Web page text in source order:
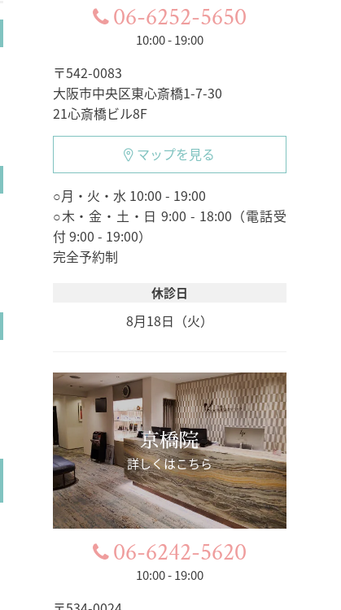
06-6252-5650
10:00 - 19:00
〒542-0083
大阪市中央区東心斎橋1-7-30
21心斎橋ビル8F
マップを見る
○月・火・水 10:00 - 19:00
○木・金・土・日 9:00 - 18:00（電話受
付 9:00 - 19:00）
完全予約制
休診日
8月18日（火）
京橋院
詳しくはこちら
06-6242-5620
10:00 - 19:00